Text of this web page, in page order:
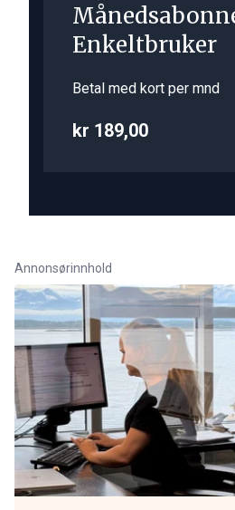
Enkeltbruker
Betal med kort per mnd
kr 189,00
Annonsørinnhold